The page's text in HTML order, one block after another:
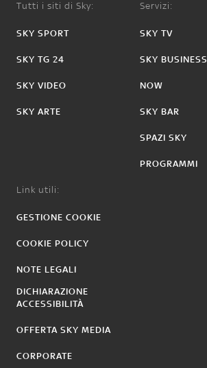
Tutti i siti di Sky:
SKY SPORT
SKY TG 24
SKY VIDEO
SKY ARTE
Servizi:
SKY TV
SKY BUSINESS
NOW
SKY BAR
SPAZI SKY
PROGRAMMI
Link utili:
GESTIONE COOKIE
COOKIE POLICY
NOTE LEGALI
DICHIARAZIONE
ACCESSIBILITÀ
OFFERTA SKY MEDIA
CORPORATE